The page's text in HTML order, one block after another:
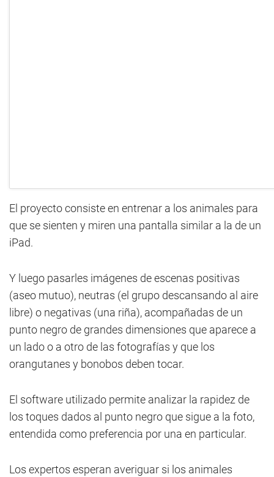
El proyecto consiste en entrenar a los animales para
que se sienten y miren una pantalla similar a la de un
iPad.
Y luego pasarles imágenes de escenas positivas
(aseo mutuo), neutras (el grupo descansando al aire
libre) o negativas (una riña), acompañadas de un
punto negro de grandes dimensiones que aparece a
un lado o a otro de las fotografías y que los
orangutanes y bonobos deben tocar.
El software utilizado permite analizar la rapidez de
los toques dados al punto negro que sigue a la foto,
entendida como preferencia por una en particular.
Los expertos esperan averiguar si los animales